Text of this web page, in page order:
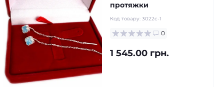
протяжки
Код товару: 3022с-1
0
1 545.00 грн.